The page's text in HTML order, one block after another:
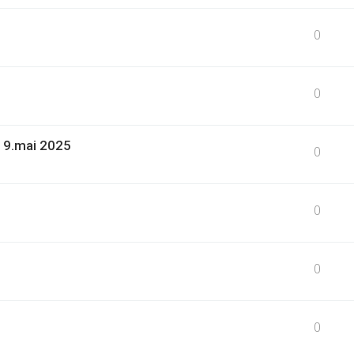
0
0
2025 0
0
0
0